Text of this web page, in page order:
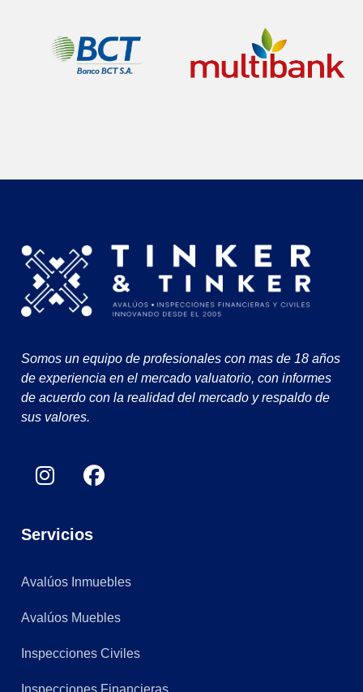
Somos un equipo de profesionales con mas de 18 años
de experiencia en el mercado valuatorio, con informes
de acuerdo con la realidad del mercado y respaldo de
sus valores.
Servicios
Avalúos Inmuebles
Avalúos Muebles
Inspecciones Civiles
Inspecciones Financieras